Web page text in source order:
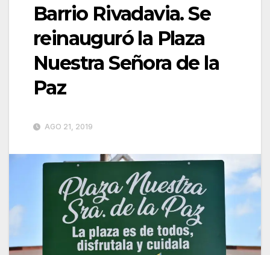
Barrio Rivadavia. Se
reinauguró la Plaza
Nuestra Señora de la
Paz
AGO 21, 2019